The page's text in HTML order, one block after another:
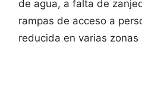
de agua, a falta de
rampas de acceso a
reducida en varias